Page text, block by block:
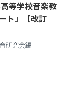
等学校音楽教
ト」【改訂
研究会編